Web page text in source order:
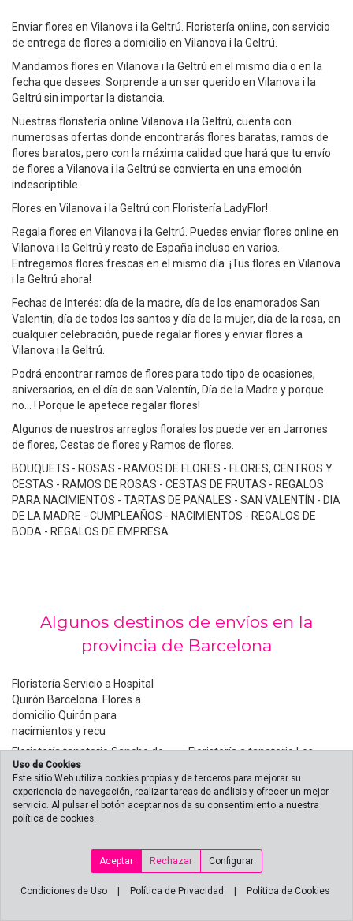
Enviar flores en Vilanova i la Geltrú. Floristería online, con servicio
de entrega de flores a domicilio en Vilanova i la Geltrú.
Mandamos flores en Vilanova i la Geltrú en el mismo día o en la
fecha que desees. Sorprende a un ser querido en Vilanova i la
Geltrú sin importar la distancia.
Nuestras floristería online Vilanova i la Geltrú, cuenta con
numerosas ofertas donde encontrarás flores baratas, ramos de
flores baratos, pero con la máxima calidad que hará que tu envío
de flores a Vilanova i la Geltrú se convierta en una emoción
indescriptible.
Flores en Vilanova i la Geltrú con Floristería LadyFlor!
Regala flores en Vilanova i la Geltrú. Puedes enviar flores online en
Vilanova i la Geltrú y resto de España incluso en varios.
Entregamos flores frescas en el mismo día. ¡Tus flores en Vilanova
i la Geltrú ahora!
Fechas de Interés: día de la madre, día de los enamorados San
Valentín, día de todos los santos y día de la mujer, día de la rosa, en
cualquier celebración, puede regalar flores y enviar flores a
Vilanova i la Geltrú.
Podrá encontrar ramos de flores para todo tipo de ocasiones,
aniversarios, en el día de san Valentín, Día de la Madre y porque
no... ! Porque le apetece regalar flores!
Algunos de nuestros arreglos florales los puede ver en Jarrones
de flores, Cestas de flores y Ramos de flores.
BOUQUETS - ROSAS - RAMOS DE FLORES - FLORES, CENTROS Y
CESTAS - RAMOS DE ROSAS - CESTAS DE FRUTAS - REGALOS
PARA NACIMIENTOS - TARTAS DE PAÑALES - SAN VALENTÍN - DIA
DE LA MADRE - CUMPLEAÑOS - NACIMIENTOS - REGALOS DE
BODA - REGALOS DE EMPRESA
Algunos destinos de envíos en la
provincia de Barcelona
Floristería Servicio a Hospital
Quirón Barcelona. Flores a
domicilio Quirón para
nacimientos y recu
Floristería tanatorio Sancho de
Avila. Enviós de coronas
Floristería a tanatorio Les
Les Corts
Envió de coronas a tanatorio
Collserola (Barcelona)
Envió de coronas a tanatorio
Ronda de Dalt Coronas a
tanatorio Ronda de Dalt
(Barcelona). Enviar flores
domicilio.
Floristería con servicio de
Floristería envios flores
Uso de Cookies
Este sitio Web utiliza cookies propias y de terceros para mejorar su
experiencia de navegación, realizar tareas de análisis y ofrecer un mejor
servicio. Al pulsar el botón aceptar nos da su consentimiento a nuestra
política de cookies.
Aceptar Rechazar Configurar
Condiciones de Uso Política de Privacidad Política de Cookies